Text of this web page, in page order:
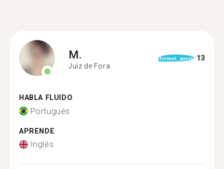
M.
Juiz de Fora
format_quote 13
HABLA FLUIDO
Portugués
APRENDE
Inglés